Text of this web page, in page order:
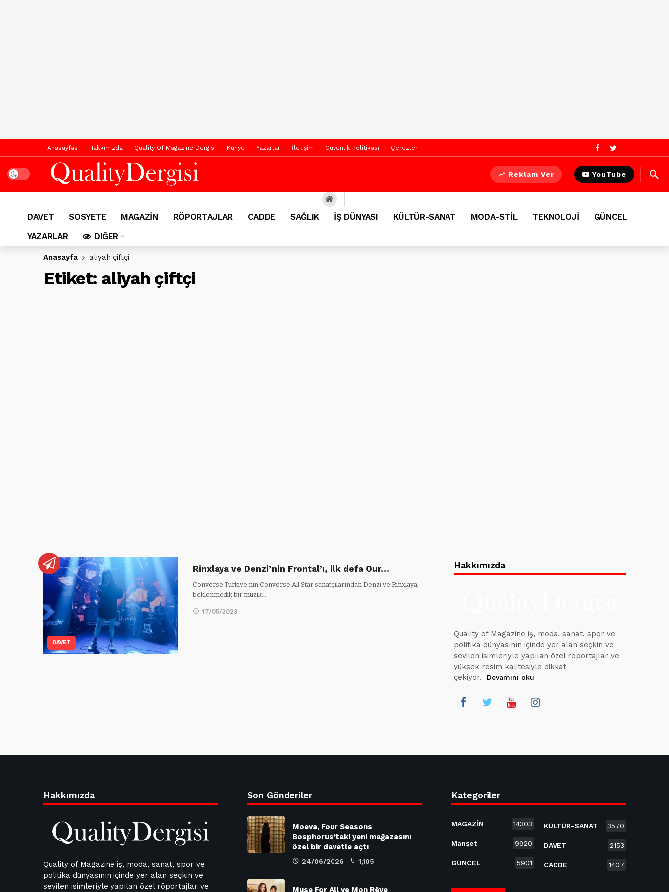
Anasayfas Hakkımızda Quality Of Magazine Dergisi Künye Yazarlar İletişim Güvenlik Politikası Çerezler
Dark mode Reklam Ver YouTube
DAVET SOSYETE MAGAZİN RÖPORTAJLAR CADDE SAĞLIK İŞ DÜNYASI KÜLTÜR-SANAT MODA-STİL TEKNOLOJİ
GÜNCEL
YAZARLAR
DIĞER
Anasayfa aliyah çiftçi
Etiket: aliyah çiftçi
DAVET
Rinxlaya ve Denzi’nin Frontal’ı, ilk defa Our…
Converse Türkiye’nin Converse All Star sanatçılarından Denzi ve Rinxlaya,
beklenmedik bir müzik…
17/05/2023
Hakkımızda
Quality of Magazine iş, moda, sanat, spor ve
politika dünyasının içinde yer alan seçkin ve
sevilen isimleriyle yapılan özel röportajlar ve
yüksek resim kalitesiyle dikkat
çekiyor.
Devamını oku
Hakkımızda
Quality of Magazine iş, moda, sanat, spor ve
politika dünyasının içinde yer alan seçkin ve
sevilen isimleriyle yapılan özel röportajlar ve
Son Gönderiler
Moeva, Four Seasons
Bosphorus’taki yeni mağazasını
özel bir davetle açtı
24/06/2026 1,105
Muse For All ve Mon Rêve
Kategoriler
MAGAZİN 14303
Manşet 9920
GÜNCEL 5901
KÜLTÜR-SANAT 3570
DAVET 2153
CADDE 1407